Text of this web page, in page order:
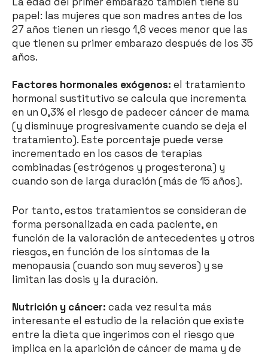
papel: las mujeres que son madres antes de los
27 años tienen un riesgo 1,6 veces menor que las
que tienen su primer embarazo después de los 35
años.
Factores hormonales exógenos: el tratamiento
hormonal sustitutivo se calcula que incrementa
en un 0,3% el riesgo de padecer cáncer de mama
(y disminuye progresivamente cuando se deja el
tratamiento). Este porcentaje puede verse
incrementado en los casos de terapias
combinadas (estrógenos y progesterona) y
cuando son de larga duración (más de 15 años).
Por tanto, estos tratamientos se consideran de
forma personalizada en cada paciente, en
función de la valoración de antecedentes y otros
riesgos, en función de los síntomas de la
menopausia (cuando son muy severos) y se
limitan las dosis y la duración.
Nutrición y cáncer: cada vez resulta más
interesante el estudio de la relación que existe
entre la dieta que ingerimos con el riesgo que
implica en la aparición de cáncer de mama y de